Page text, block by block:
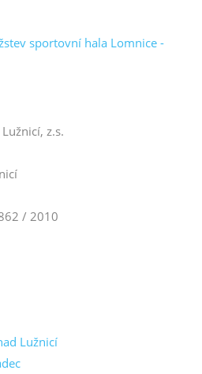
sportovní hala Lomnice -
z.s.
/ 2010
Lužnicí